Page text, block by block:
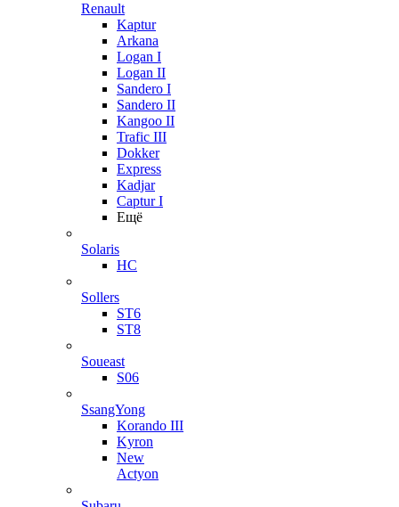
Renault
Kaptur
Arkana
Logan I
Logan II
Sandero I
Sandero II
Kangoo II
Trafic III
Dokker
Express
Kadjar
Captur I
Ещё
Solaris
HC
Sollers
ST6
ST8
Soueast
S06
SsangYong
Korando III
Kyron
New
Actyon